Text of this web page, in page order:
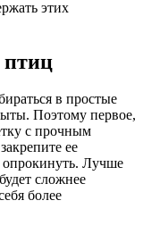
этих
птиц
в простые
Поэтому первое,
с прочным
ее
Лучше
сложнее
более